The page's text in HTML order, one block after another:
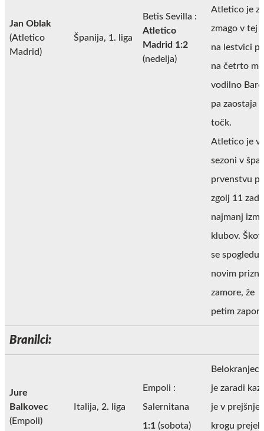
Jan Oblak
(Atletico
Madrid)
Španija, 1. liga
Betis Sevilla :
Atletico
Madrid 1:2
(nedelja)
Atletico je z
zmago v tej
na lestvici
na četrto
vodilno
pa zaostaja
točk.
Atletico je v
sezoni v
prvenstvu
zgolj 11
najmanj
klubov.
se
novim
zamore, že
petim
Branilci:
Jure
Balkovec
(Empoli)
Italija, 2. liga
Empoli :
Salernitana
1:1 (sobota)
Belokranjec
je zaradi
je v
krogu prejel